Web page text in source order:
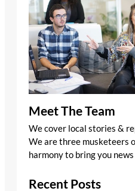
Meet The Team
We cover local stories &
We are three musketeers
harmony to bring you
Recent Posts